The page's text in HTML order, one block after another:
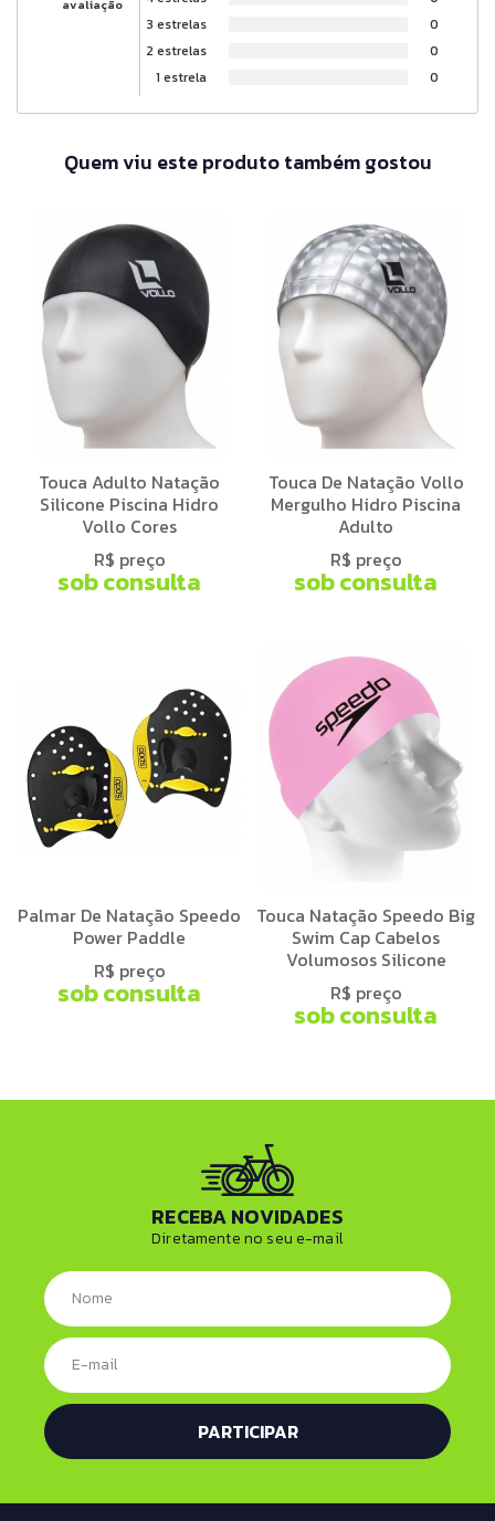
avaliação
3 estrelas
0
2 estrelas
0
1 estrela
0
Quem viu este produto também gostou
Touca Adulto Natação
Silicone Piscina Hidro
Vollo Cores
R$ preço
sob consulta
Touca De Natação Vollo
Mergulho Hidro Piscina
Adulto
R$ preço
sob consulta
Palmar De Natação Speedo
Power Paddle
R$ preço
sob consulta
Touca Natação Speedo Big
Swim Cap Cabelos
Volumosos Silicone
R$ preço
sob consulta
RECEBA NOVIDADES
Diretamente no seu e-mail